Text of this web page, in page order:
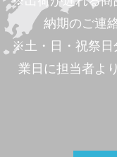
納期のご連
※土・日・祝祭日
業日に担当者よ